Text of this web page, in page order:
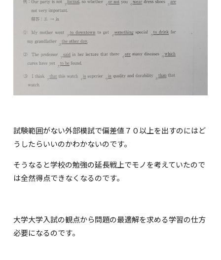
試験範囲がない外部模試で偏差値７０以上を出すのにはど
うしたらいいのかわかないのです。
そうなると学校の勉強の延長戦上でモノを考えていたので
は全然得点できなくなるのです。
大学大学入試の観点から問題の最適解を求める学習の仕方
必要になるのです。